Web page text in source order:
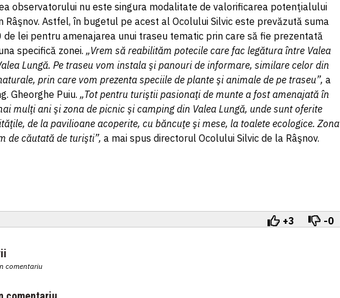
observatorului nu este singura modalitate de valorificarea potenţialului
Râşnov. Astfel, în bugetul pe acest al Ocolului Silvic este prevăzută suma
de lei pentru amenajarea unui traseu tematic prin care să fie prezentată
specifică zonei. „Vrem să reabilităm potecile care fac legătura între Valea
Lungă. Pe traseu vom instala şi panouri de informare, similare celor din
prin care vom prezenta speciile de plante şi animale de pe traseu”, a
Gheorghe Puiu. „Tot pentru turiştii pasionaţi de munte a fost amenajată în
mulţi ani şi zona de picnic şi camping din Valea Lungă, unde sunt oferite
de la pavilioane acoperite, cu băncuţe şi mese, la toalete ecologice. Zona
de căutată de turişti”, a mai spus directorul Ocolului Silvic de la Râşnov.
+3 -0
comentariu